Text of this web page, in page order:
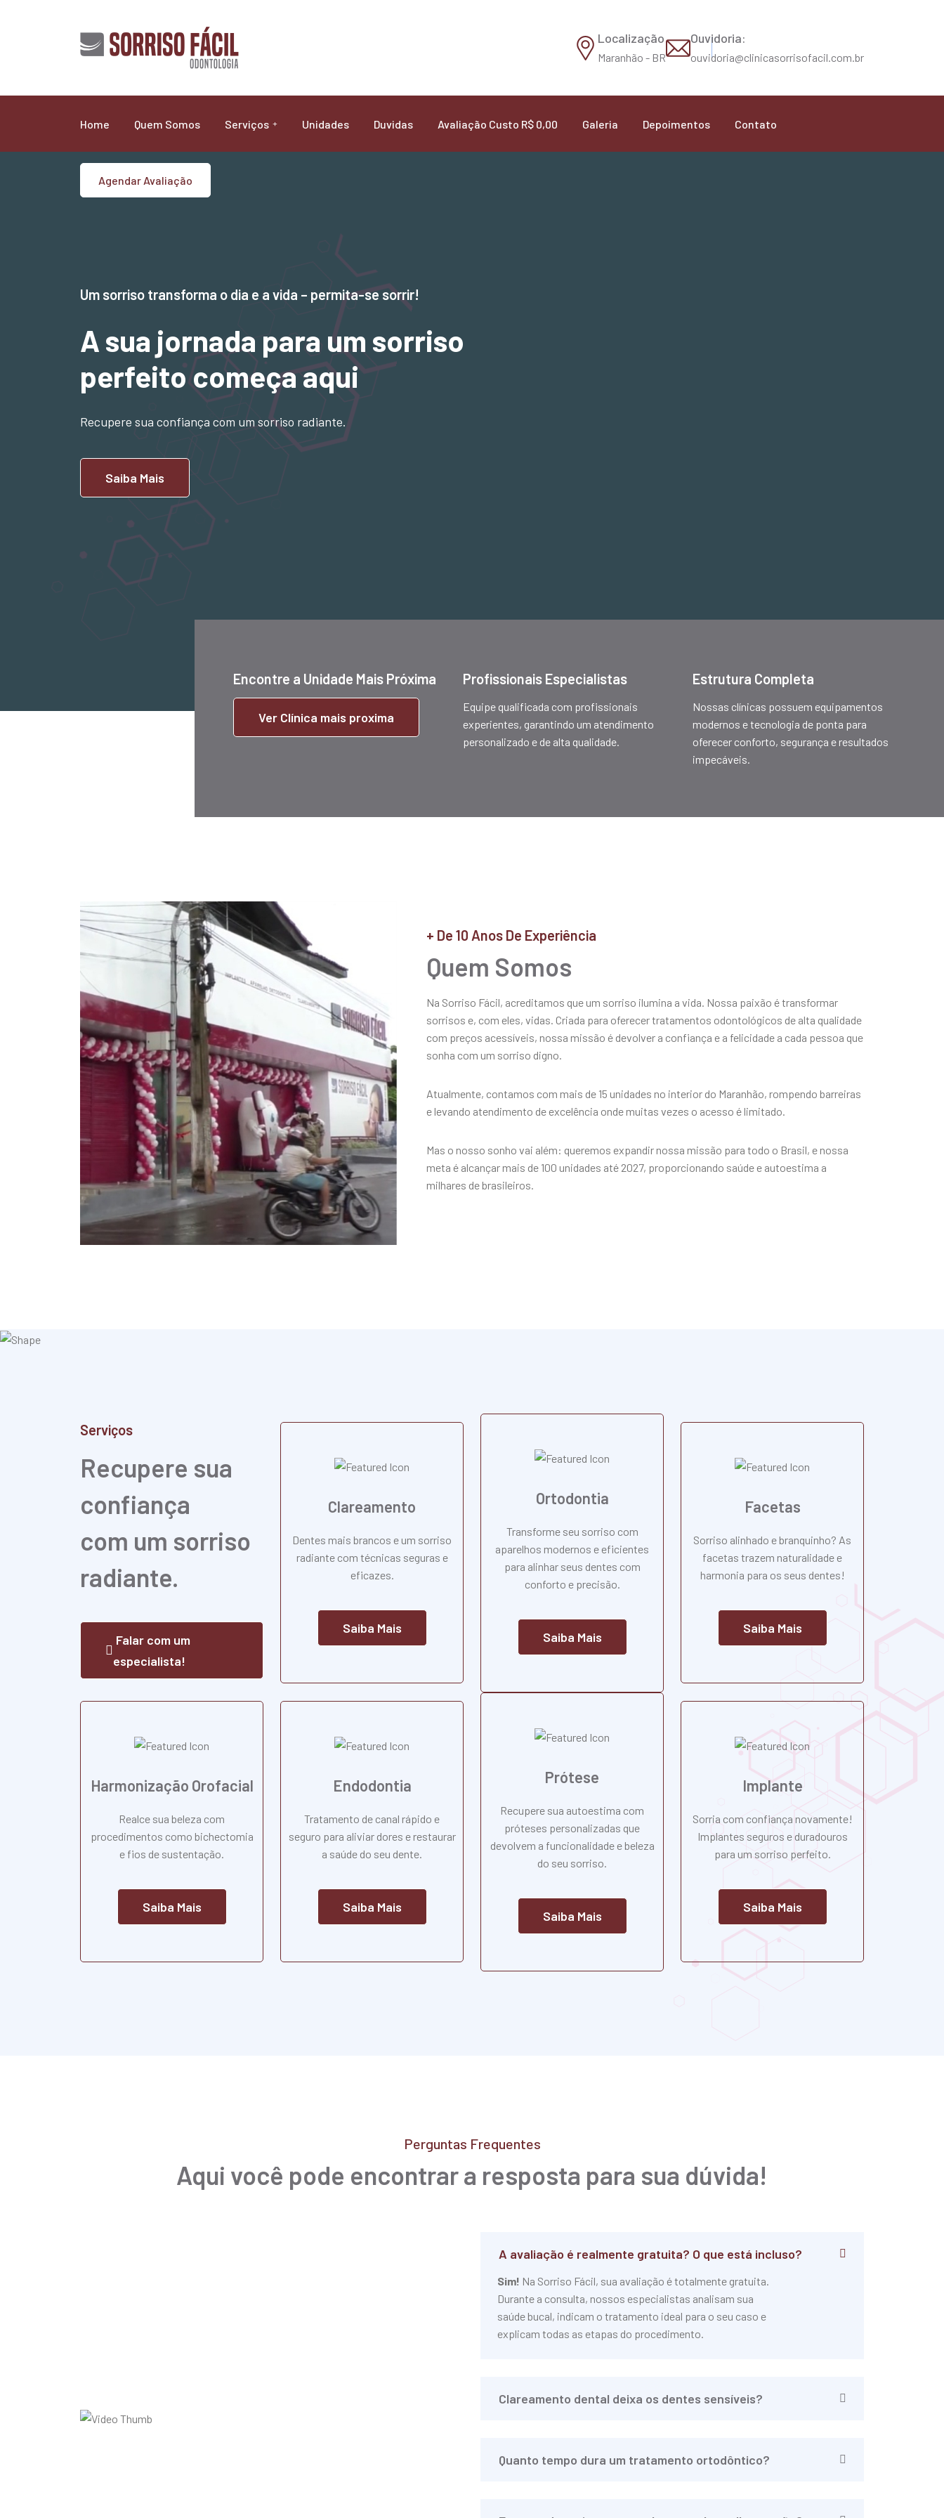
Localização
Maranhão - BR
Ouvidoria:
ouvidoria@clinicasorrisofacil.com.br
Home Quem Somos Serviços Unidades Duvidas Avaliação Custo R$ 0,00 Galeria Depoimentos Contato
Agendar Avaliação
Um sorriso transforma o dia e a vida – permita-se sorrir!
A sua jornada para um sorriso
perfeito começa aqui
Recupere sua confiança com um sorriso radiante.
Saiba Mais
Encontre a Unidade Mais Próxima
Ver Clínica mais proxima
Profissionais Especialistas
Equipe qualificada com profissionais
experientes, garantindo um atendimento
personalizado e de alta qualidade.
Estrutura Completa
Nossas clínicas possuem equipamentos
modernos e tecnologia de ponta para
oferecer conforto, segurança e resultados
impecáveis.
+ De 10 Anos De Experiência
Quem Somos
Na Sorriso Fácil, acreditamos que um sorriso ilumina a vida. Nossa paixão é transformar
sorrisos e, com eles, vidas. Criada para oferecer tratamentos odontológicos de alta qualidade
com preços acessíveis, nossa missão é devolver a confiança e a felicidade a cada pessoa que
sonha com um sorriso digno.
Atualmente, contamos com mais de 15 unidades no interior do Maranhão, rompendo barreiras
e levando atendimento de excelência onde muitas vezes o acesso é limitado.
Mas o nosso sonho vai além: queremos expandir nossa missão para todo o Brasil, e nossa
meta é alcançar mais de 100 unidades até 2027, proporcionando saúde e autoestima a
milhares de brasileiros.
Serviços
Recupere sua
confiança
com um sorriso
radiante.
Falar com um
especialista!
Clareamento
Dentes mais brancos e um sorriso
radiante com técnicas seguras e
eficazes.
Saiba Mais
Ortodontia
Transforme seu sorriso com
aparelhos modernos e eficientes
para alinhar seus dentes com
conforto e precisão.
Saiba Mais
Facetas
Sorriso alinhado e branquinho? As
facetas trazem naturalidade e
harmonia para os seus dentes!
Saiba Mais
Harmonização Orofacial
Realce sua beleza com
procedimentos como bichectomia
e fios de sustentação.
Saiba Mais
Endodontia
Tratamento de canal rápido e
seguro para aliviar dores e restaurar
a saúde do seu dente.
Saiba Mais
Prótese
Recupere sua autoestima com
próteses personalizadas que
devolvem a funcionalidade e beleza
do seu sorriso.
Saiba Mais
Implante
Sorria com confiança novamente!
Implantes seguros e duradouros
para um sorriso perfeito.
Saiba Mais
Perguntas Frequentes
Aqui você pode encontrar a resposta para sua dúvida!
A avaliação é realmente gratuita? O que está incluso?
Sim! Na Sorriso Fácil, sua avaliação é totalmente gratuita.
Durante a consulta, nossos especialistas analisam sua
saúde bucal, indicam o tratamento ideal para o seu caso e
explicam todas as etapas do procedimento.
Clareamento dental deixa os dentes sensíveis?
Quanto tempo dura um tratamento ortodôntico?